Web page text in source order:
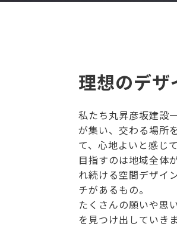
理想のデザ
私たち丸昇彦坂建設
が集い、交わる場所
て、心地よいと感じ
目指すのは地域全体
れ続ける空間デザイ
チがあるもの。
たくさんの願いや思
を見つけ出していきま